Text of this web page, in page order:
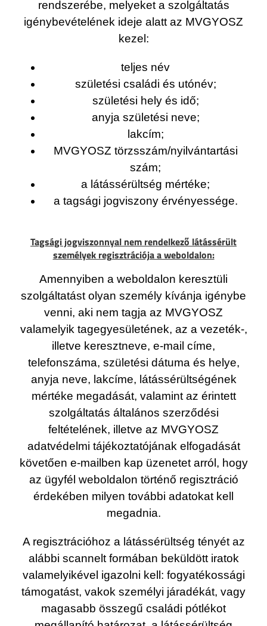
rendszerébe, melyeket a szolgáltatás
igénybevételének ideje alatt az MVGYOSZ
kezel:
teljes név
születési családi és utónév;
születési hely és idő;
anyja születési neve;
lakcím;
MVGYOSZ törzsszám/nyilvántartási
szám;
a látássérültség mértéke;
a tagsági jogviszony érvényessége.
Tagsági jogviszonnyal nem rendelkező látássérült
személyek regisztrációja a weboldalon:
Amennyiben a weboldalon keresztüli
szolgáltatást olyan személy kívánja igénybe
venni, aki nem tagja az MVGYOSZ
valamelyik tagegyesületének, az a vezeték-,
illetve keresztneve, e-mail címe,
telefonszáma, születési dátuma és helye,
anyja neve, lakcíme, látássérültségének
mértéke megadását, valamint az érintett
szolgáltatás általános szerződési
feltételének, illetve az MVGYOSZ
adatvédelmi tájékoztatójának elfogadását
követően e-mailben kap üzenetet arról, hogy
az ügyfél weboldalon történő regisztráció
érdekében milyen további adatokat kell
megadnia.
A regisztrációhoz a látássérültség tényét az
alábbi scannelt formában beküldött iratok
valamelyikével igazolni kell: fogyatékossági
támogatást, vakok személyi járadékát, vagy
magasabb összegű családi pótlékot